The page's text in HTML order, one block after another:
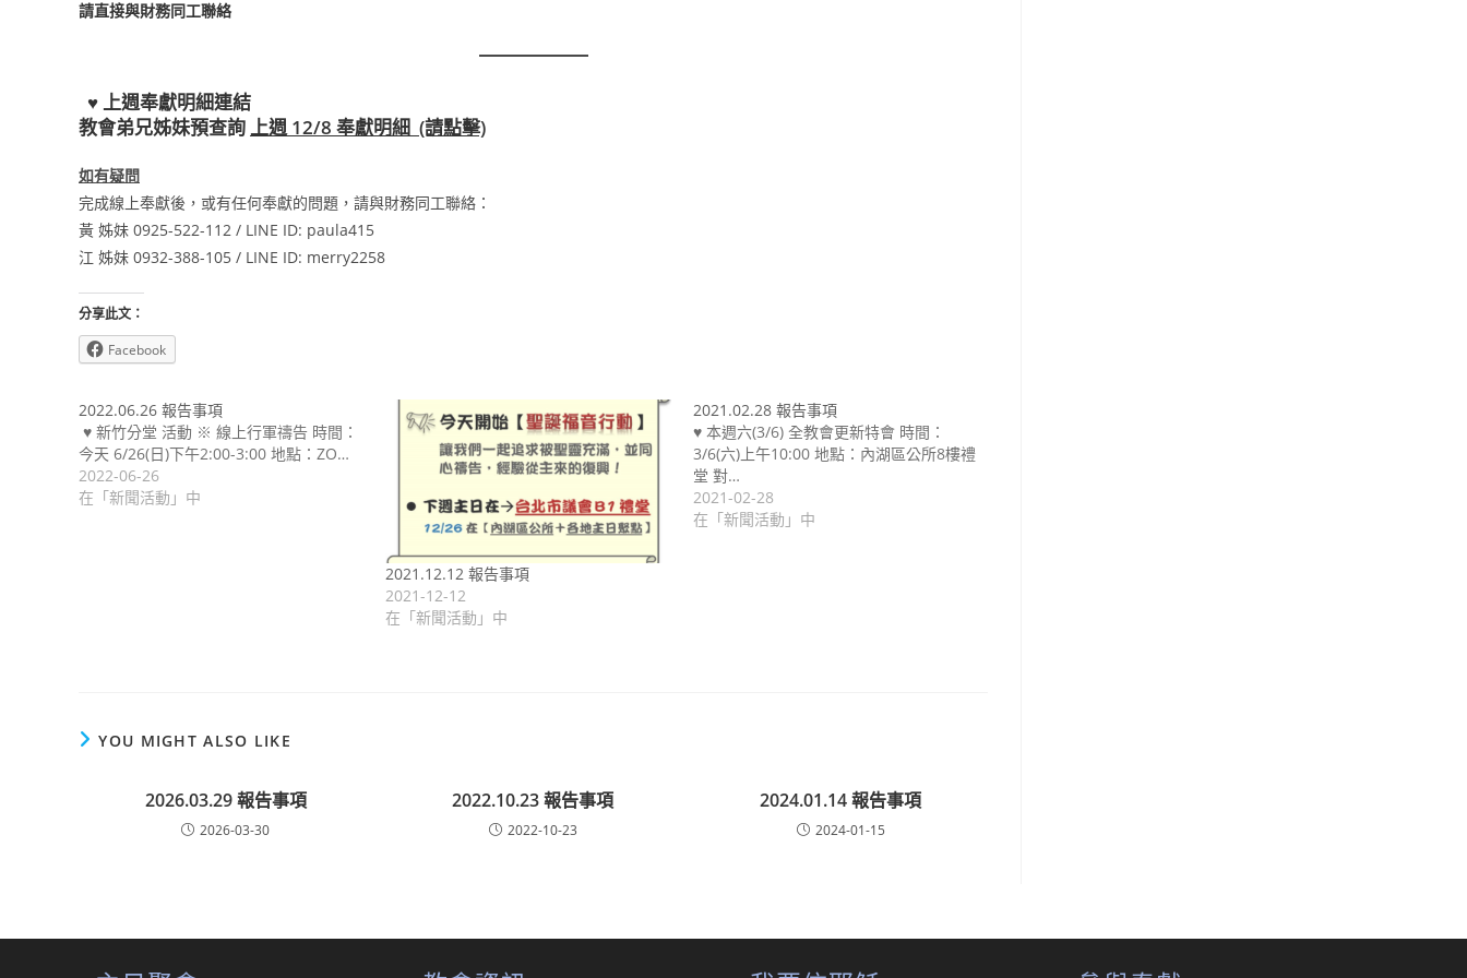
請直接與財務同工聯絡
♥ 上週奉獻明細連結
教會弟兄姊妹預查詢上週 12/8 奉獻明細 (請點擊)
如有疑問
完成線上奉獻後，或有任何奉獻的問題，請與財務同工聯絡：
黃 姊妹 0925-522-112 / LINE ID: paula415
江 姊妹 0932-388-105 / LINE ID: merry2258
分享此文：
Facebook
2022.06.26 報告事項
♥ 新竹分堂 活動 ※ 線上行軍禱告 時間：
今天 6/26(日)下午2:00-3:00 地點：ZO…
2022-06-26
在「新聞活動」中
2021.12.12 報告事項
2021-12-12
在「新聞活動」中
2021.02.28 報告事項
♥ 本週六(3/6) 全教會更新特會 時間：
3/6(六)上午10:00 地點：內湖區公所8樓禮
堂 對…
2021-02-28
在「新聞活動」中
YOU MIGHT ALSO LIKE
2026.03.29 報告事項
2026-03-30
2022.10.23 報告事項
2022-10-23
2024.01.14 報告事項
2024-01-15